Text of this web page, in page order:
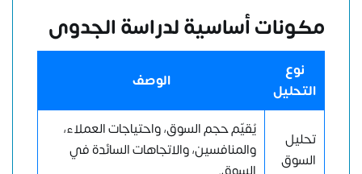
مكونات أساسية لدراسة الجدوى
نوع
التحليل
الوصف
تحليل
السوق
يُقيّم حجم السوق، واحتياجات العملاء،
والمنافسين، والاتجاهات السائدة في